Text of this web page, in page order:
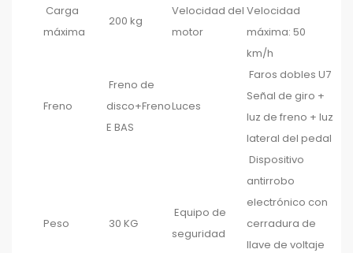
Carga
máxima
200 kg
Velocidad del
motor
Velocidad
máxima: 50
km/h
Freno
Freno de
disco+Freno
E BAS
Luces
Faros dobles U7
Señal de giro +
luz de freno + luz
lateral del pedal
Peso 30 KG
Equipo de
seguridad
Dispositivo
antirrobo
electrónico con
cerradura de
llave de voltaje